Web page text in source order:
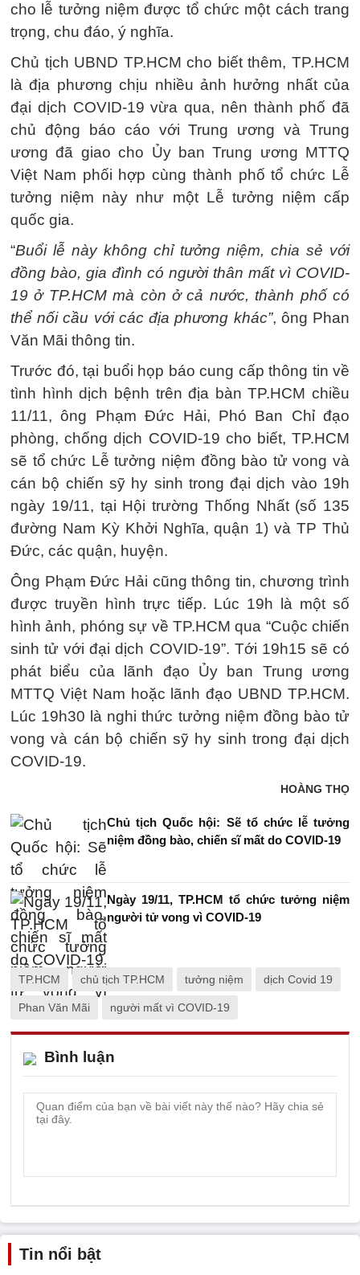
cho lễ tưởng niệm được tổ chức một cách trang
trọng, chu đáo, ý nghĩa.
Chủ tịch UBND TP.HCM cho biết thêm, TP.HCM
là địa phương chịu nhiều ảnh hưởng nhất của
đại dịch COVID-19 vừa qua, nên thành phố đã
chủ động báo cáo với Trung ương và Trung
ương đã giao cho Ủy ban Trung ương MTTQ
Việt Nam phối hợp cùng thành phố tổ chức Lễ
tưởng niệm này như một Lễ tưởng niệm cấp
quốc gia.
“Buổi lễ này không chỉ tưởng niệm, chia sẻ với
đồng bào, gia đình có người thân mất vì COVID-
19 ở TP.HCM mà còn ở cả nước, thành phố có
thể nối cầu với các địa phương khác”, ông Phan
Văn Mãi thông tin.
Trước đó, tại buổi họp báo cung cấp thông tin về
tình hình dịch bệnh trên địa bàn TP.HCM chiều
11/11, ông Phạm Đức Hải, Phó Ban Chỉ đạo
phòng, chống dịch COVID-19 cho biết, TP.HCM
sẽ tổ chức Lễ tưởng niệm đồng bào tử vong và
cán bộ chiến sỹ hy sinh trong đại dịch vào 19h
ngày 19/11, tại Hội trường Thống Nhất (số 135
đường Nam Kỳ Khởi Nghĩa, quận 1) và TP Thủ
Đức, các quận, huyện.
Ông Phạm Đức Hải cũng thông tin, chương trình
được truyền hình trực tiếp. Lúc 19h là một số
hình ảnh, phóng sự về TP.HCM qua “Cuộc chiến
sinh tử với đại dịch COVID-19”. Tới 19h15 sẽ có
phát biểu của lãnh đạo Ủy ban Trung ương
MTTQ Việt Nam hoặc lãnh đạo UBND TP.HCM.
Lúc 19h30 là nghi thức tưởng niệm đồng bào tử
vong và cán bộ chiến sỹ hy sinh trong đại dịch
COVID-19.
HOÀNG THỌ
Chủ tịch Quốc hội: Sẽ tổ chức lễ tưởng
niệm đồng bào, chiến sĩ mất do COVID-19
Ngày 19/11, TP.HCM tổ chức tưởng niệm
người tử vong vì COVID-19
TP.HCM chủ tịch TP.HCM tưởng niệm dịch Covid 19
Phan Văn Mãi người mất vì COVID-19
Bình luận
Tin nổi bật